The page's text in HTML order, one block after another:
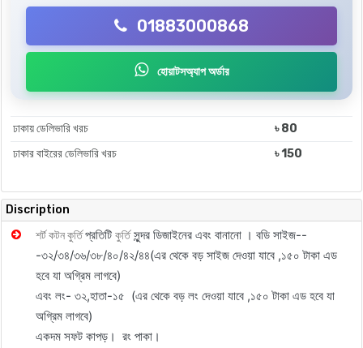
01883000868
হোয়াটসঅ্যাপ অর্ডার
ঢাকায় ডেলিভারি খরচ
৳ 80
ঢাকার বাইরের ডেলিভারি খরচ
৳ 150
Discription
শর্ট কটন কুর্তিপ্রতিটি কুর্তিসুন্দর ডিজাইনের এবং বানানো । বডি সাইজ--
-৩২/৩৪/৩৬/৩৮/৪০/৪২/৪৪(এর থেকে বড় সাইজ দেওয়া যাবে ,১৫০ টাকা এড
হবে যা অগ্রিম লাগবে)
এবং লং- ৩২,হাতা-১৫ (এর থেকে বড় লং দেওয়া যাবে ,১৫০ টাকা এড হবে যা
অগ্রিম লাগবে)
একদম সফট কাপড়। রং পাকা।